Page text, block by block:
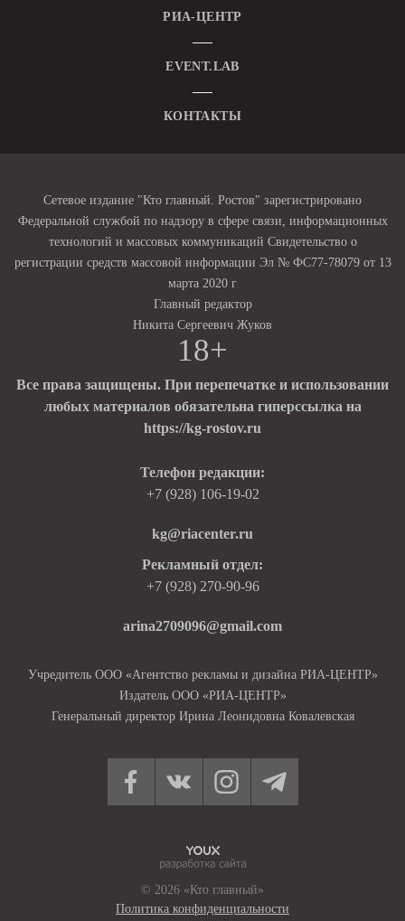
РИА-ЦЕНТР
EVENT.LAB
КОНТАКТЫ
Сетевое издание "Кто главный. Ростов" зарегистрировано
Федеральной службой по надзору в сфере связи, информационных
технологий и массовых коммуникаций Свидетельство о
регистрации средств массовой информации Эл № ФС77-78079 от 13
марта 2020 г
Главный редактор
Никита Сергеевич Жуков
18+
Все права защищены. При перепечатке и использовании
любых материалов обязательна гиперссылка на
https://kg-rostov.ru
Телефон редакции:
+7 (928) 106-19-02
kg@riacenter.ru
Рекламный отдел:
+7 (928) 270-90-96
arina2709096@gmail.com
Учредитель ООО «Агентство рекламы и дизайна РИА-ЦЕНТР»
Издатель ООО «РИА-ЦЕНТР»
Генеральный директор Ирина Леонидовна Ковалевская
© 2026 «Кто главный»
Политика конфиденциальности